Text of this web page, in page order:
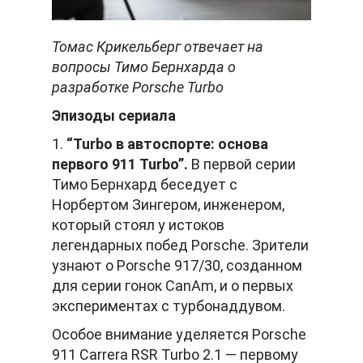
Томас Крикельберг отвечает на
вопросы Тимо Бернхарда о
разработке Porsche Turbo
Эпизоды сериала
1. “Turbo в автоспорте: основа
первого 911 Turbo”. В первой серии
Тимо Бернхард беседует с
Норбертом Зингером, инженером,
который стоял у истоков
легендарных побед Porsche. Зрители
узнают о Porsche 917/30, созданном
для серии гонок CanAm, и о первых
экспериментах с турбонаддувом.
Особое внимание уделяется Porsche
911 Carrera RSR Turbo 2.1 — первому